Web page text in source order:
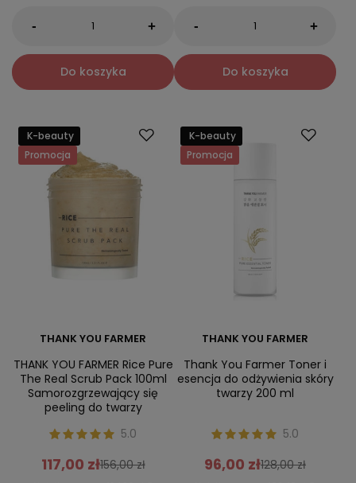
- +
Do koszyka
- +
Do koszyka
K-beauty
Promocja
THANK YOU FARMER
THANK YOU FARMER Rice Pure
The Real Scrub Pack 100ml
Samorozgrzewający się
peeling do twarzy
5.0
117,00 zł156,00 zł
K-beauty
Promocja
THANK YOU FARMER
Thank You Farmer Toner i
esencja do odżywienia skóry
twarzy 200 ml
5.0
96,00 zł128,00 zł